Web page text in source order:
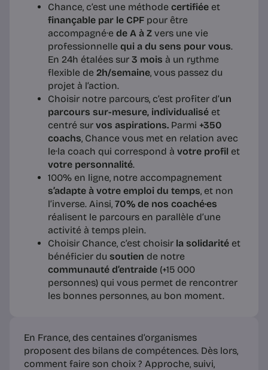
Chance, c’est une méthode certifiée et
finançable par le CPF pour être
accompagné·e de A à Z vers une vie
professionnelle qui a du sens pour vous.
En 24h étalées sur 3 mois à un rythme
flexible de 2h/semaine, vous passez du
projet à l’action.
Choisir notre parcours, c’est profiter d’un
parcours sur-mesure, individualisé et
centré sur vos aspirations. Parmi +350
coachs, Chance vous met en relation avec
le·la coach qui correspond à votre profil et
votre personnalité.
100% en ligne, notre accompagnement
s’adapte à votre emploi du temps, et non
l’inverse. Ainsi, 70% de nos coaché·es
réalisent le parcours en parallèle d’une
activité à temps plein.
Choisir Chance, c’est choisir la solidarité et
bénéficier du soutien de notre
communauté d’entraide (+15 000
personnes) qui vous permet de rencontrer
les bonnes personnes, au bon moment.
En France, des centaines d’organismes
proposent des bilans de compétences. Dès lors,
comment faire son choix ? Approche, suivi,